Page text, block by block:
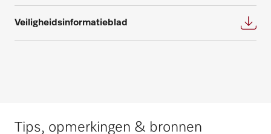
Veiligheidsinformatieblad
Tips, opmerkingen & bronnen